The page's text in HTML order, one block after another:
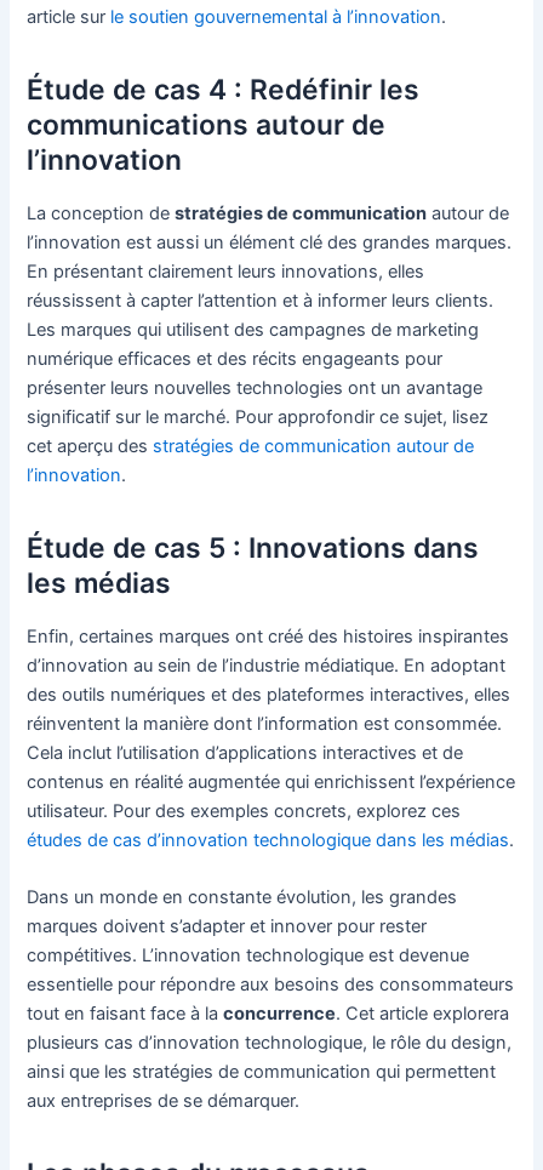
article sur le soutien gouvernemental à l’innovation.
Étude de cas 4 : Redéfinir les
communications autour de
l’innovation
La conception destratégies de communication autour de
l’innovation est aussi un élément clé des grandes marques.
En présentant clairement leurs innovations, elles
réussissent à capter l’attention et à informer leurs clients.
Les marques qui utilisent des campagnes de marketing
numérique efficaces et des récits engageants pour
présenter leurs nouvelles technologies ont un avantage
significatif sur le marché. Pour approfondir ce sujet, lisez
cet aperçu des stratégies de communication autour de
l’innovation.
Étude de cas 5 : Innovations dans
les médias
Enfin, certaines marques ont créé des histoires inspirantes
d’innovation au sein de l’industrie médiatique. En adoptant
des outils numériques et des plateformes interactives, elles
réinventent la manière dont l’information est consommée.
Cela inclut l’utilisation d’applications interactives et de
contenus en réalité augmentée qui enrichissent l’expérience
utilisateur. Pour des exemples concrets, explorez ces
études de cas d’innovation technologique dans les médias.
Dans un monde en constante évolution, les grandes
marques doivent s’adapter et innover pour rester
compétitives. L’innovation technologique est devenue
essentielle pour répondre aux besoins des consommateurs
tout en faisant face à laconcurrence. Cet article explorera
plusieurs cas d’innovation technologique, le rôle du design,
ainsi que les stratégies de communication qui permettent
aux entreprises de se démarquer.